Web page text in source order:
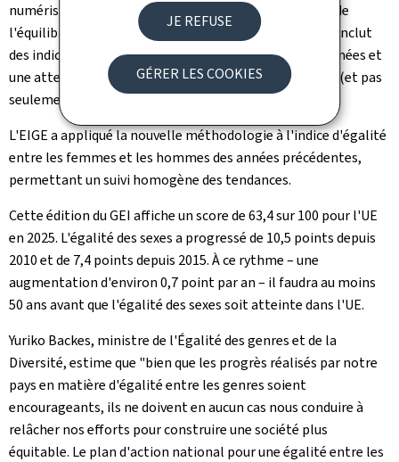
JE REFUSE
GÉRER LES COOKIES
numérisation sur nos vies et sociétés et l'importance de
l'équilibre entre vie professionnelle et vie privée. Cela inclut
des indicateurs actualisés, de nouvelles sources de données et
une attention accrue portée aux données individuelles (et pas
seulement aux données des ménages).
L'EIGE a appliqué la nouvelle méthodologie à l'indice d'égalité
entre les femmes et les hommes des années précédentes,
permettant un suivi homogène des tendances.
Cette édition du GEI affiche un score de 63,4 sur 100 pour l'UE
en 2025. L'égalité des sexes a progressé de 10,5 points depuis
2010 et de 7,4 points depuis 2015. À ce rythme – une
augmentation d'environ 0,7 point par an – il faudra au moins
50 ans avant que l'égalité des sexes soit atteinte dans l'UE.
Yuriko Backes, ministre de l'Égalité des genres et de la
Diversité, estime que "bien que les progrès réalisés par notre
pays en matière d'égalité entre les genres soient
encourageants, ils ne doivent en aucun cas nous conduire à
relâcher nos efforts pour construire une société plus
équitable. Le plan d'action national pour une égalité entre les